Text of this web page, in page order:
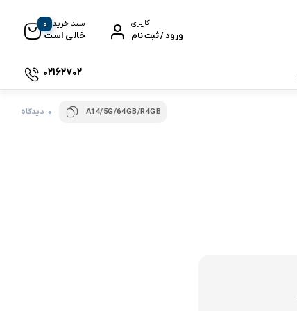
کاربری
ورود / ثبت نام
سبد خرید
خالی است
0
02162702
A14/5G/64GB/R4GB 0 دیدگاه